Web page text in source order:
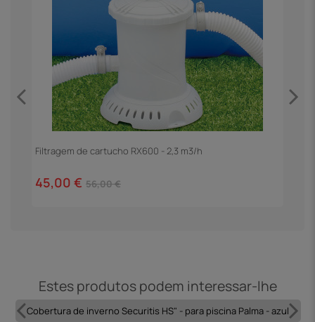
Filtragem de cartucho RX600 - 2,3 m3/h
45,00 € 56,00 €
Estes produtos podem interessar-lhe
Cobertura de inverno Securitis HS" - para piscina Palma - azul